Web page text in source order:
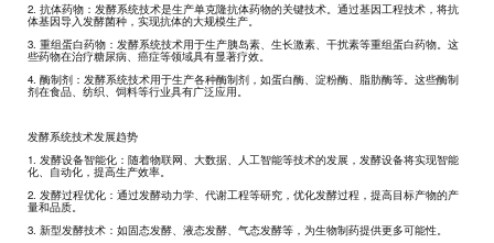
2. 抗体药物：发酵系统技术是生产单克隆抗体药物的关键技术。通过基因工程技术，将抗
体基因导入发酵菌种，实现抗体的大规模生产。
3. 重组蛋白药物：发酵系统技术用于生产胰岛素、生长激素、干扰素等重组蛋白药物。这
些药物在治疗糖尿病、癌症等领域具有显著疗效。
4. 酶制剂：发酵系统技术用于生产各种酶制剂，如蛋白酶、淀粉酶、脂肪酶等。这些酶制
剂在食品、纺织、饲料等行业具有广泛应用。
发酵系统技术发展趋势
1. 发酵设备智能化：随着物联网、大数据、人工智能等技术的发展，发酵设备将实现智能
化、自动化，提高生产效率。
2. 发酵过程优化：通过发酵动力学、代谢工程等研究，优化发酵过程，提高目标产物的产
量和品质。
3. 新型发酵技术：如固态发酵、液态发酵、气态发酵等，为生物制药提供更多可能性。